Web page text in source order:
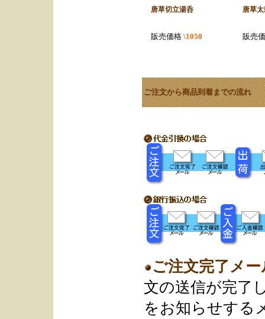
唐草切立湯呑
販売価格 \1050
唐草
販売
ご注文から商品到着までの流れ
ご注文完了メー
文の送信が完了
をお知らせする